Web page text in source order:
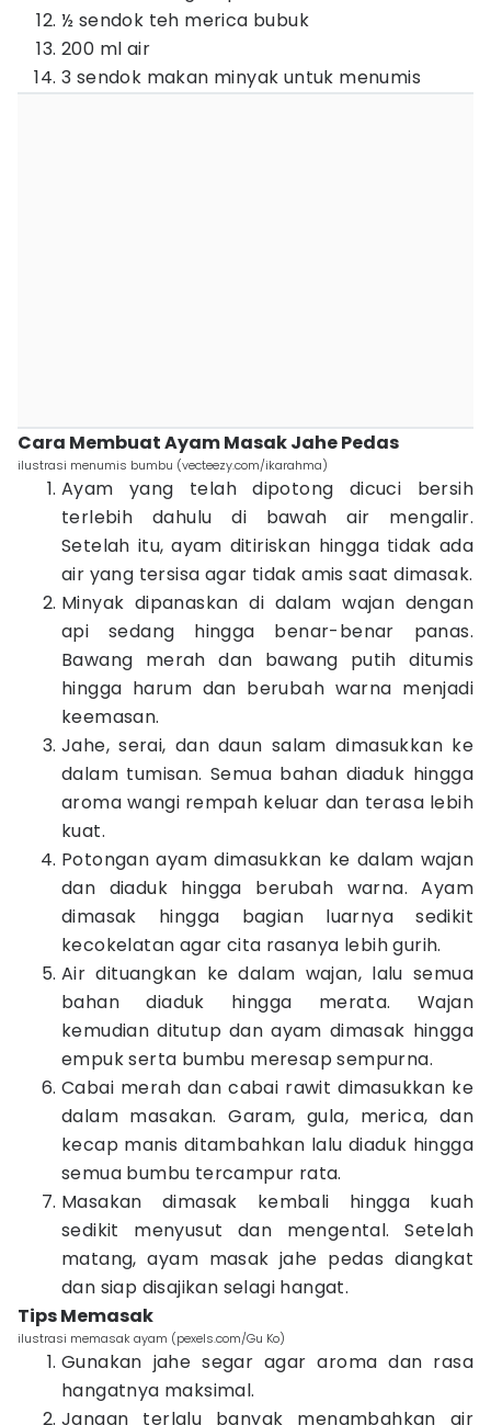
½ sendok teh merica bubuk
200 ml air
3 sendok makan minyak untuk menumis
Cara Membuat Ayam Masak Jahe Pedas
ilustrasi menumis bumbu (vecteezy.com/ikarahma)
Ayam yang telah dipotong dicuci bersih
terlebih dahulu di bawah air mengalir.
Setelah itu, ayam ditiriskan hingga tidak ada
air yang tersisa agar tidak amis saat dimasak.
Minyak dipanaskan di dalam wajan dengan
api sedang hingga benar-benar panas.
Bawang merah dan bawang putih ditumis
hingga harum dan berubah warna menjadi
keemasan.
Jahe, serai, dan daun salam dimasukkan ke
dalam tumisan. Semua bahan diaduk hingga
aroma wangi rempah keluar dan terasa lebih
kuat.
Potongan ayam dimasukkan ke dalam wajan
dan diaduk hingga berubah warna. Ayam
dimasak hingga bagian luarnya sedikit
kecokelatan agar cita rasanya lebih gurih.
Air dituangkan ke dalam wajan, lalu semua
bahan diaduk hingga merata. Wajan
kemudian ditutup dan ayam dimasak hingga
empuk serta bumbu meresap sempurna.
Cabai merah dan cabai rawit dimasukkan ke
dalam masakan. Garam, gula, merica, dan
kecap manis ditambahkan lalu diaduk hingga
semua bumbu tercampur rata.
Masakan dimasak kembali hingga kuah
sedikit menyusut dan mengental. Setelah
matang, ayam masak jahe pedas diangkat
dan siap disajikan selagi hangat.
Tips Memasak
ilustrasi memasak ayam (pexels.com/Gu Ko)
Gunakan jahe segar agar aroma dan rasa
hangatnya maksimal.
Jangan terlalu banyak menambahkan air